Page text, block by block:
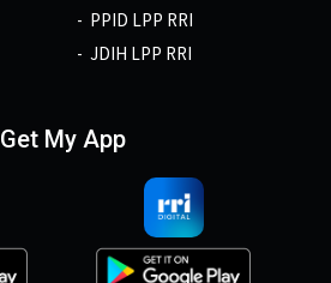
PPID LPP RRI
JDIH LPP RRI
Get My App